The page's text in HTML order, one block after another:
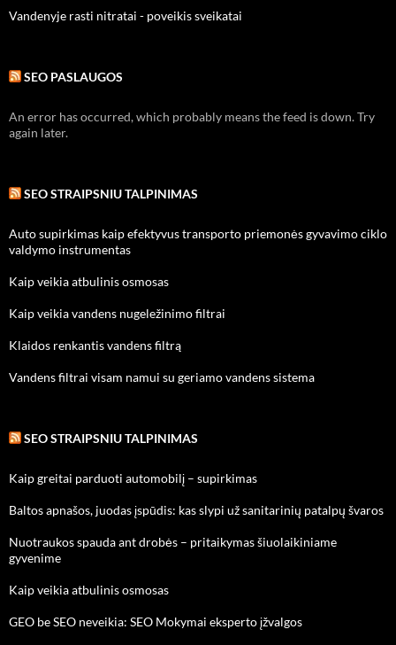
Vandenyje rasti nitratai - poveikis sveikatai
SEO PASLAUGOS
An error has occurred, which probably means the feed is down. Try
again later.
SEO STRAIPSNIU TALPINIMAS
Auto supirkimas kaip efektyvus transporto priemonės gyvavimo ciklo
valdymo instrumentas
Kaip veikia atbulinis osmosas
Kaip veikia vandens nugeležinimo filtrai
Klaidos renkantis vandens filtrą
Vandens filtrai visam namui su geriamo vandens sistema
SEO STRAIPSNIU TALPINIMAS
Kaip greitai parduoti automobilį – supirkimas
Baltos apnašos, juodas įspūdis: kas slypi už sanitarinių patalpų švaros
Nuotraukos spauda ant drobės – pritaikymas šiuolaikiniame
gyvenime
Kaip veikia atbulinis osmosas
GEO be SEO neveikia: SEO Mokymai eksperto įžvalgos